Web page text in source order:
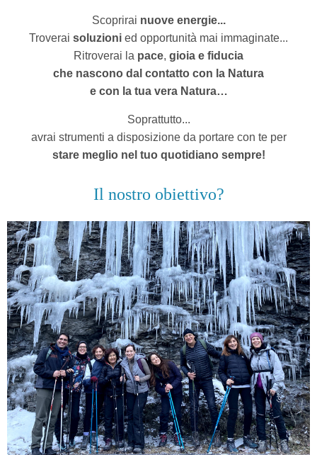
Scoprirai nuove energie...
Troverai soluzioni ed opportunità mai immaginate...
Ritroverai la pace, gioia e fiducia
che nascono dal contatto con la Natura
e con la tua vera Natura…
Soprattutto...
avrai strumenti a disposizione da portare con te per
stare meglio nel tuo quotidiano sempre!
Il nostro obiettivo?